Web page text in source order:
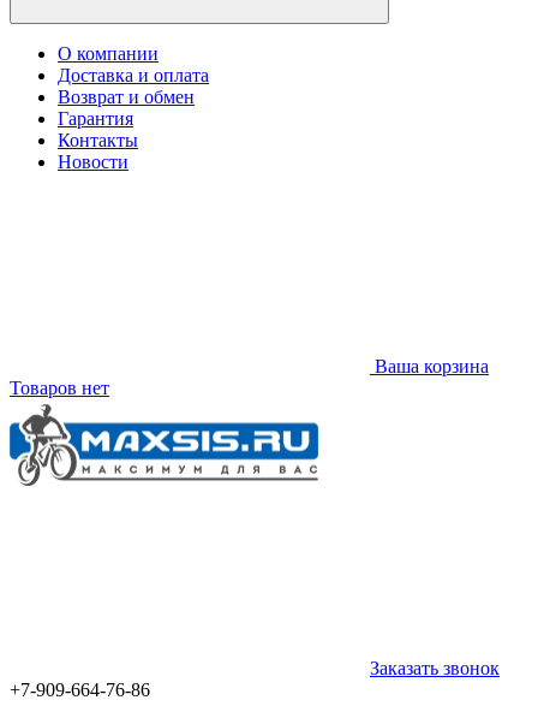
О компании
Доставка и оплата
Возврат и обмен
Гарантия
Контакты
Новости
Ваша корзина
Товаров нет
Заказать звонок
+7-909-664-76-86